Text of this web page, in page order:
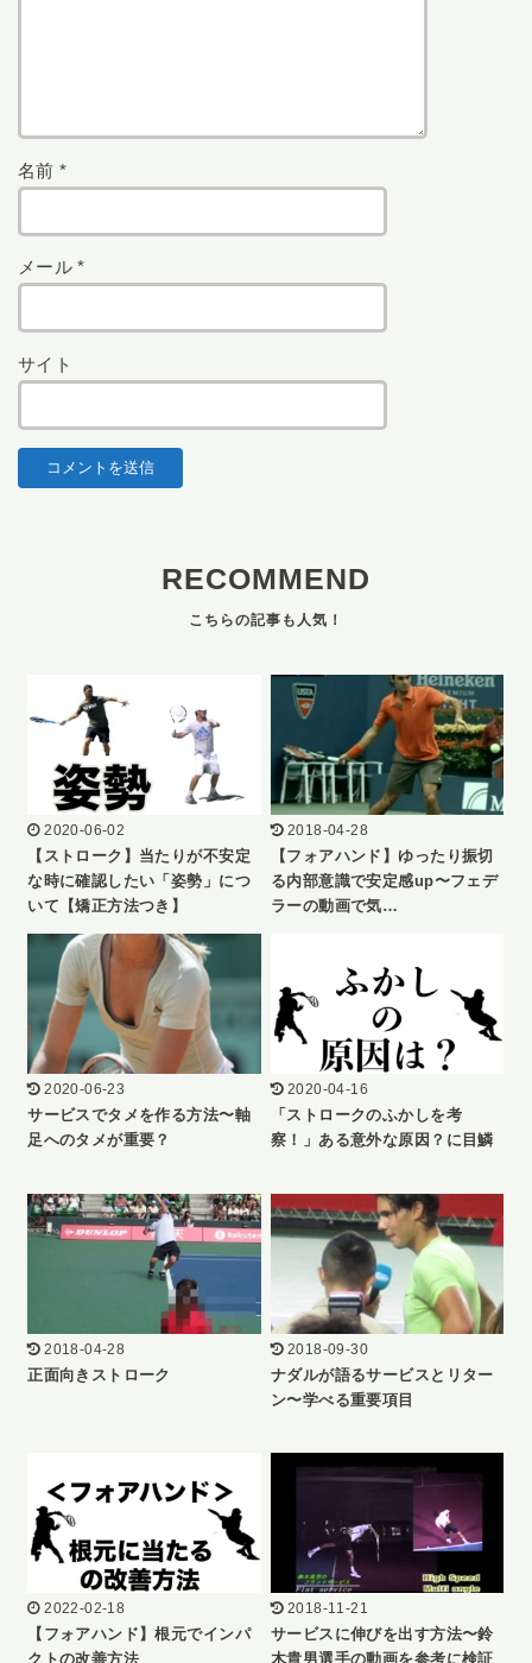
名前 *
メール*
サイト
RECOMMEND
2020-06-02
【ストローク】当たりが不安定
な時に確認したい「姿勢」につ
いて【矯正方法つき】
2018-04-28
【フォアハンド】ゆったり振切
る内部意識で安定感up〜フェデ
ラーの動画で気…
2020-06-23
サービスでタメを作る方法〜軸
足へのタメが重要？
2020-04-16
「ストロークのふかしを考
察！」ある意外な原因？に目鱗
2018-04-28
正面向きストローク
2018-09-30
ナダルが語るサービスとリター
ン〜学べる重要項目
2022-02-18
【フォアハンド】根元でインパ
クトの改善方法
2018-11-21
サービスに伸びを出す方法〜鈴
木貴男選手の動画を参考に検証